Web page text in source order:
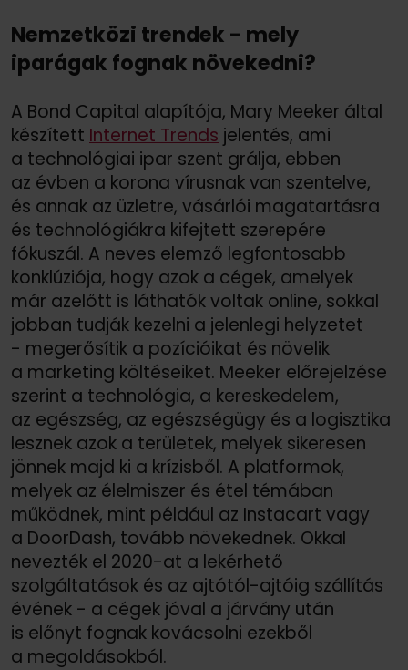
Nemzetközi trendek - mely
iparágak fognak növekedni?
A Bond Capital alapítója, Mary Meeker által
készített Internet Trends jelentés, ami
a technológiai ipar szent grálja, ebben
az évben a korona vírusnak van szentelve,
és annak az üzletre, vásárlói magatartásra
és technológiákra kifejtett szerepére
fókuszál. A neves elemző legfontosabb
konklúziója, hogy azok a cégek, amelyek
már azelőtt is láthatók voltak online, sokkal
jobban tudják kezelni a jelenlegi helyzetet
- megerősítik a pozícióikat és növelik
a marketing költéseiket. Meeker előrejelzése
szerint a technológia, a kereskedelem,
az egészség, az egészségügy és a logisztika
lesznek azok a területek, melyek sikeresen
jönnek majd ki a krízisből. A platformok,
melyek az élelmiszer és étel témában
működnek, mint például az Instacart vagy
a DoorDash, tovább növekednek. Okkal
nevezték el 2020-at a lekérhető
szolgáltatások és az ajtótól-ajtóig szállítás
évének - a cégek jóval a járvány után
is előnyt fognak kovácsolni ezekből
a megoldásokból.